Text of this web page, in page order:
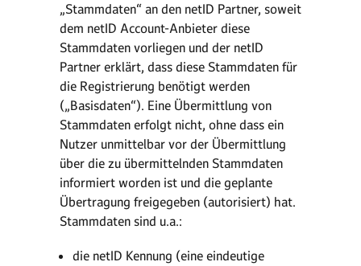
„Stammdaten“ an den netID Partner, soweit
dem netID Account-Anbieter diese
Stammdaten vorliegen und der netID
Partner erklärt, dass diese Stammdaten für
die Registrierung benötigt werden
(„Basisdaten“). Eine Übermittlung von
Stammdaten erfolgt nicht, ohne dass ein
Nutzer unmittelbar vor der Übermittlung
über die zu übermittelnden Stammdaten
informiert worden ist und die geplante
Übertragung freigegeben (autorisiert) hat.
Stammdaten sind u.a.:
die netID Kennung (eine eindeutige